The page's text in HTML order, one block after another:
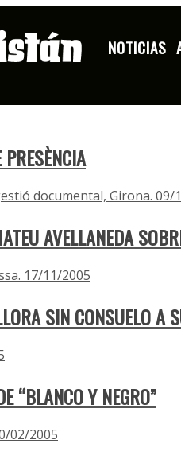
NOTICIAS
documental, Girona. 09/
AVELLANEDA
17/11/2005
SIN CONSUELO A
“BLANCO Y NEGRO”
02/2005